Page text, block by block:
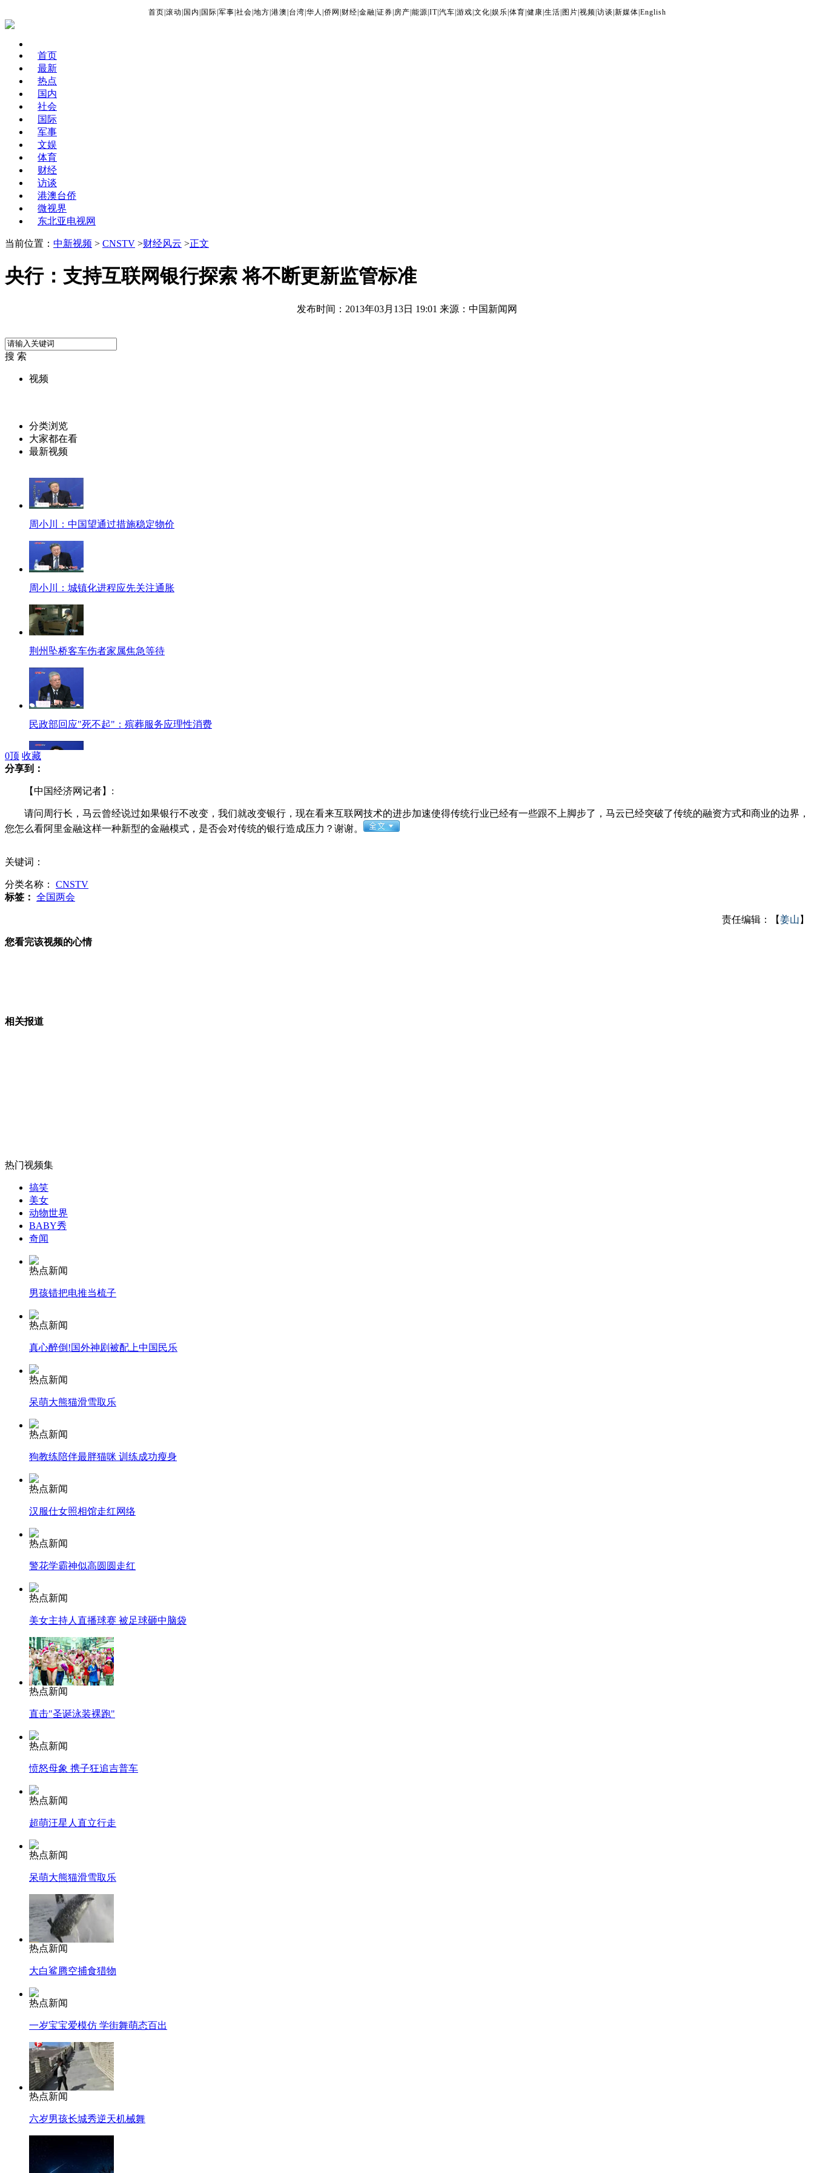
首页 滚动 国内 国际 军事 社会 地方 港澳 台湾 华人 侨网 财经 金融 证券 房产 能源 IT| 汽车 游戏 文化 娱乐 体育 健康 生活 图片 视频 访谈 新媒体 English
首页
最新
热点
国内
社会
国际
军事
文娱
体育
财经
访谈
港澳台侨
微视界
东北亚电视网
当前位置： 中新视频 > CNSTV >财经风云 >正文
央行：支持互联网银行探索 将不断更新监管标准
发布时间：2013年03月13日 19:01 来源：中国新闻网
搜 索
视频
分类浏览
大家都在看
最新视频
周小川：中国望通过措施稳定物价
周小川：城镇化进程应先关注通胀
荆州坠桥客车伤者家属焦急等待
民政部回应"死不起"：殡葬服务应理性消费
民政部：乌坎村民主选举不是独有的
女孩北京地铁殴打老人 痛下狠手拳打脚踢
外交部：反对强权政治霸凌主义
安徽一实载49人客车翻车
走！跟着总书记去植树
消防员救轻生者 花炮节热闹非凡
司机酒驾遇交警 急速倒车逃窜
0顶 收藏
分享到：
【中国经济网记者】:
请问周行长，马云曾经说过如果银行不改变，我们就改变银行，现在看来互联网技术的进步加速使得传统行业已经有一些跟不上脚步了，马云已经突破了传统的融资方式和商业的边界，
您怎么看阿里金融这样一种新型的金融模式，是否会对传统的银行造成压力？谢谢。
关键词：
分类名称： CNSTV
标签： 全国两会
责任编辑：【姜山 】
您看完该视频的心情
相关报道
热门视频集
搞笑
美女
动物世界
BABY秀
奇闻
热点新闻
男孩错把电推当梳子
热点新闻
真心醉倒!国外神剧被配上中国民乐
热点新闻
呆萌大熊猫滑雪取乐
热点新闻
狗教练陪伴最胖猫咪 训练成功瘦身
热点新闻
汉服仕女照相馆走红网络
热点新闻
警花学霸神似高圆圆走红
热点新闻
美女主持人直播球赛 被足球砸中脑袋
热点新闻
直击"圣诞泳装裸跑"
热点新闻
愤怒母象 携子狂追吉普车
热点新闻
超萌汪星人直立行走
热点新闻
呆萌大熊猫滑雪取乐
热点新闻
大白鲨腾空捕食猎物
热点新闻
一岁宝宝爱模仿 学街舞萌态百出
热点新闻
六岁男孩长城秀逆天机械舞